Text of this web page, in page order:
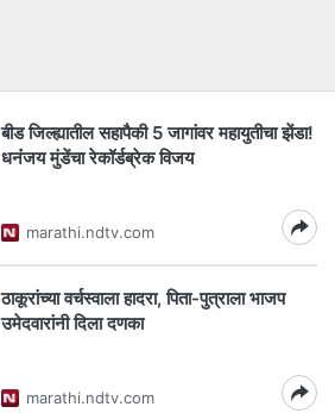
बीड जिल्ह्यातील सहापैकी 5 जागांवर महायुतीचा झेंडा!
धनंंजय मुंडेंचा रेकॉर्डब्रेक विजय
marathi.ndtv.com
ठाकूरांच्या वर्चस्वाला हादरा, पिता-पुत्राला भाजप
उमेदवारांनी दिला दणका
marathi.ndtv.com